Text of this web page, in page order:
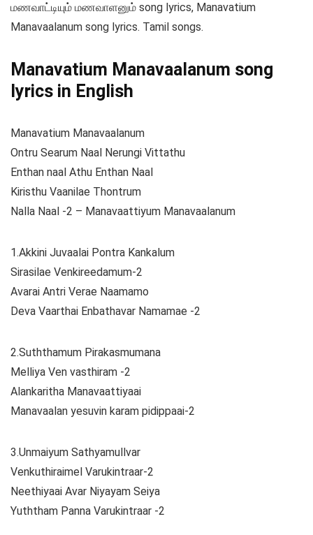
மணவாட்டியும் மணவாளனும் song lyrics, Manavatium
Manavaalanum song lyrics. Tamil songs.
Manavatium Manavaalanum song
lyrics in English
Manavatium Manavaalanum
Ontru Searum Naal Nerungi Vittathu
Enthan naal Athu Enthan Naal
Kiristhu Vaanilae Thontrum
Nalla Naal -2 – Manavaattiyum Manavaalanum
1.Akkini Juvaalai Pontra Kankalum
Sirasilae Venkireedamum-2
Avarai Antri Verae Naamamo
Deva Vaarthai Enbathavar Namamae -2
2.Suththamum Pirakasmumana
Melliya Ven vasthiram -2
Alankaritha Manavaattiyaai
Manavaalan yesuvin karam pidippaai-2
3.Unmaiyum Sathyamullvar
Venkuthiraimel Varukintraar-2
Neethiyaai Avar Niyayam Seiya
Yuththam Panna Varukintraar -2